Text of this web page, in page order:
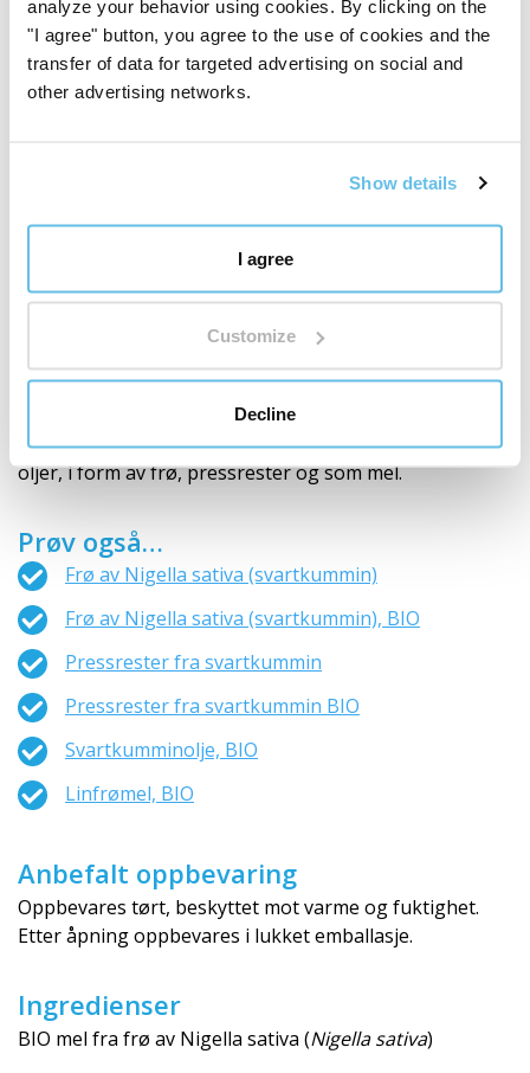
analyze your behavior using cookies. By clicking on the
"I agree" button, you agree to the use of cookies and the
transfer of data for targeted advertising on social and
other advertising networks.
Show details
I agree
Customize
Decline
Økologisk svartkumminmel produseres ved skånsom
maling av pressrester fra frø av Nigella sativa (Nigella
sativa ). Denne ettårige urten stammer fra Sørvest-Asia
og gunstige egenskaper for mennesker. Tradisjonelt
ble den brukt for eksempel ved hodepine og
leddsmerter, forkjølelse, oppblåsthet, for å støtte
luftveiene og fordøyelsen, samt for hudproblemer.
I dag brukes nigella hovedsakelig i moderne ernæring,
hvor den er populær som en del av krydderblandinger,
oljer, i form av frø, pressrester og som mel.
Prøv også…
Frø av Nigella sativa (svartkummin)
Frø av Nigella sativa (svartkummin), BIO
Pressrester fra svartkummin
Pressrester fra svartkummin BIO
Svartkumminolje, BIO
Linfrømel, BIO
Anbefalt oppbevaring
Oppbevares tørt, beskyttet mot varme og fuktighet.
Etter åpning oppbevares i lukket emballasje.
Ingredienser
BIO mel fra frø av Nigella sativa (Nigella sativa)